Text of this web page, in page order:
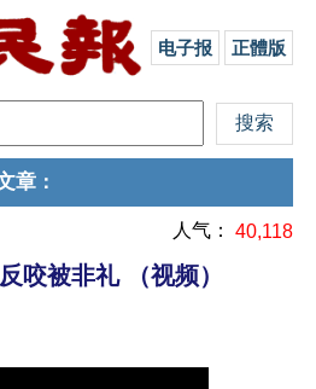
电子报 正體版
章 ：
人气： 40,118
咬被非礼 （视频）